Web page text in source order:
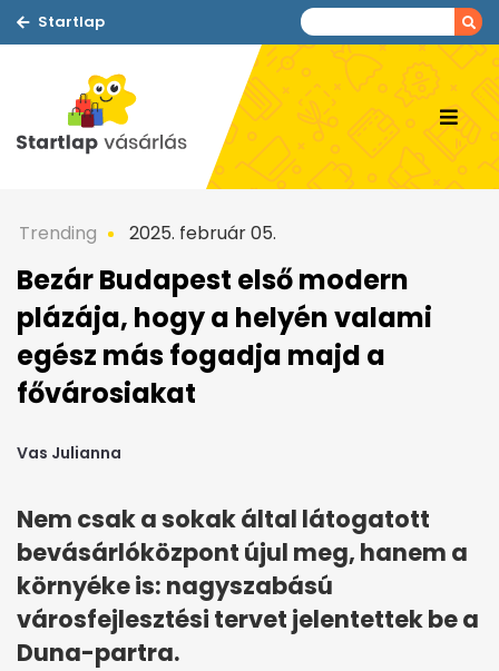
Startlap
Trending 2025. február 05.
Bezár Budapest első modern
plázája, hogy a helyén valami
egész más fogadja majd a
fővárosiakat
Vas Julianna
Nem csak a sokak által látogatott
bevásárlóközpont újul meg, hanem a
környéke is: nagyszabású
városfejlesztési tervet jelentettek be a
Duna-partra.